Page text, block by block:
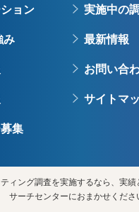
ョン
み
集
実施中の
最新情報
お問い合
サイトマ
ィング調査を実施するなら、実績
サーチセンターにおまかせくださ